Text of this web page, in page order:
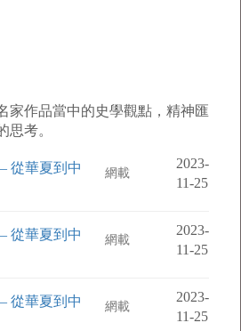
家作品當中的史學觀點，精神匯
思考。
從華夏到中
網載
2023-
11-25
從華夏到中
網載
2023-
11-25
從華夏到中
網載
2023-
11-25